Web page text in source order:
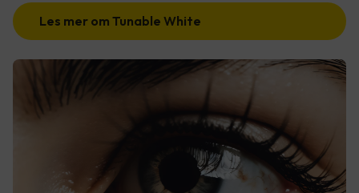
Les mer om Tunable White